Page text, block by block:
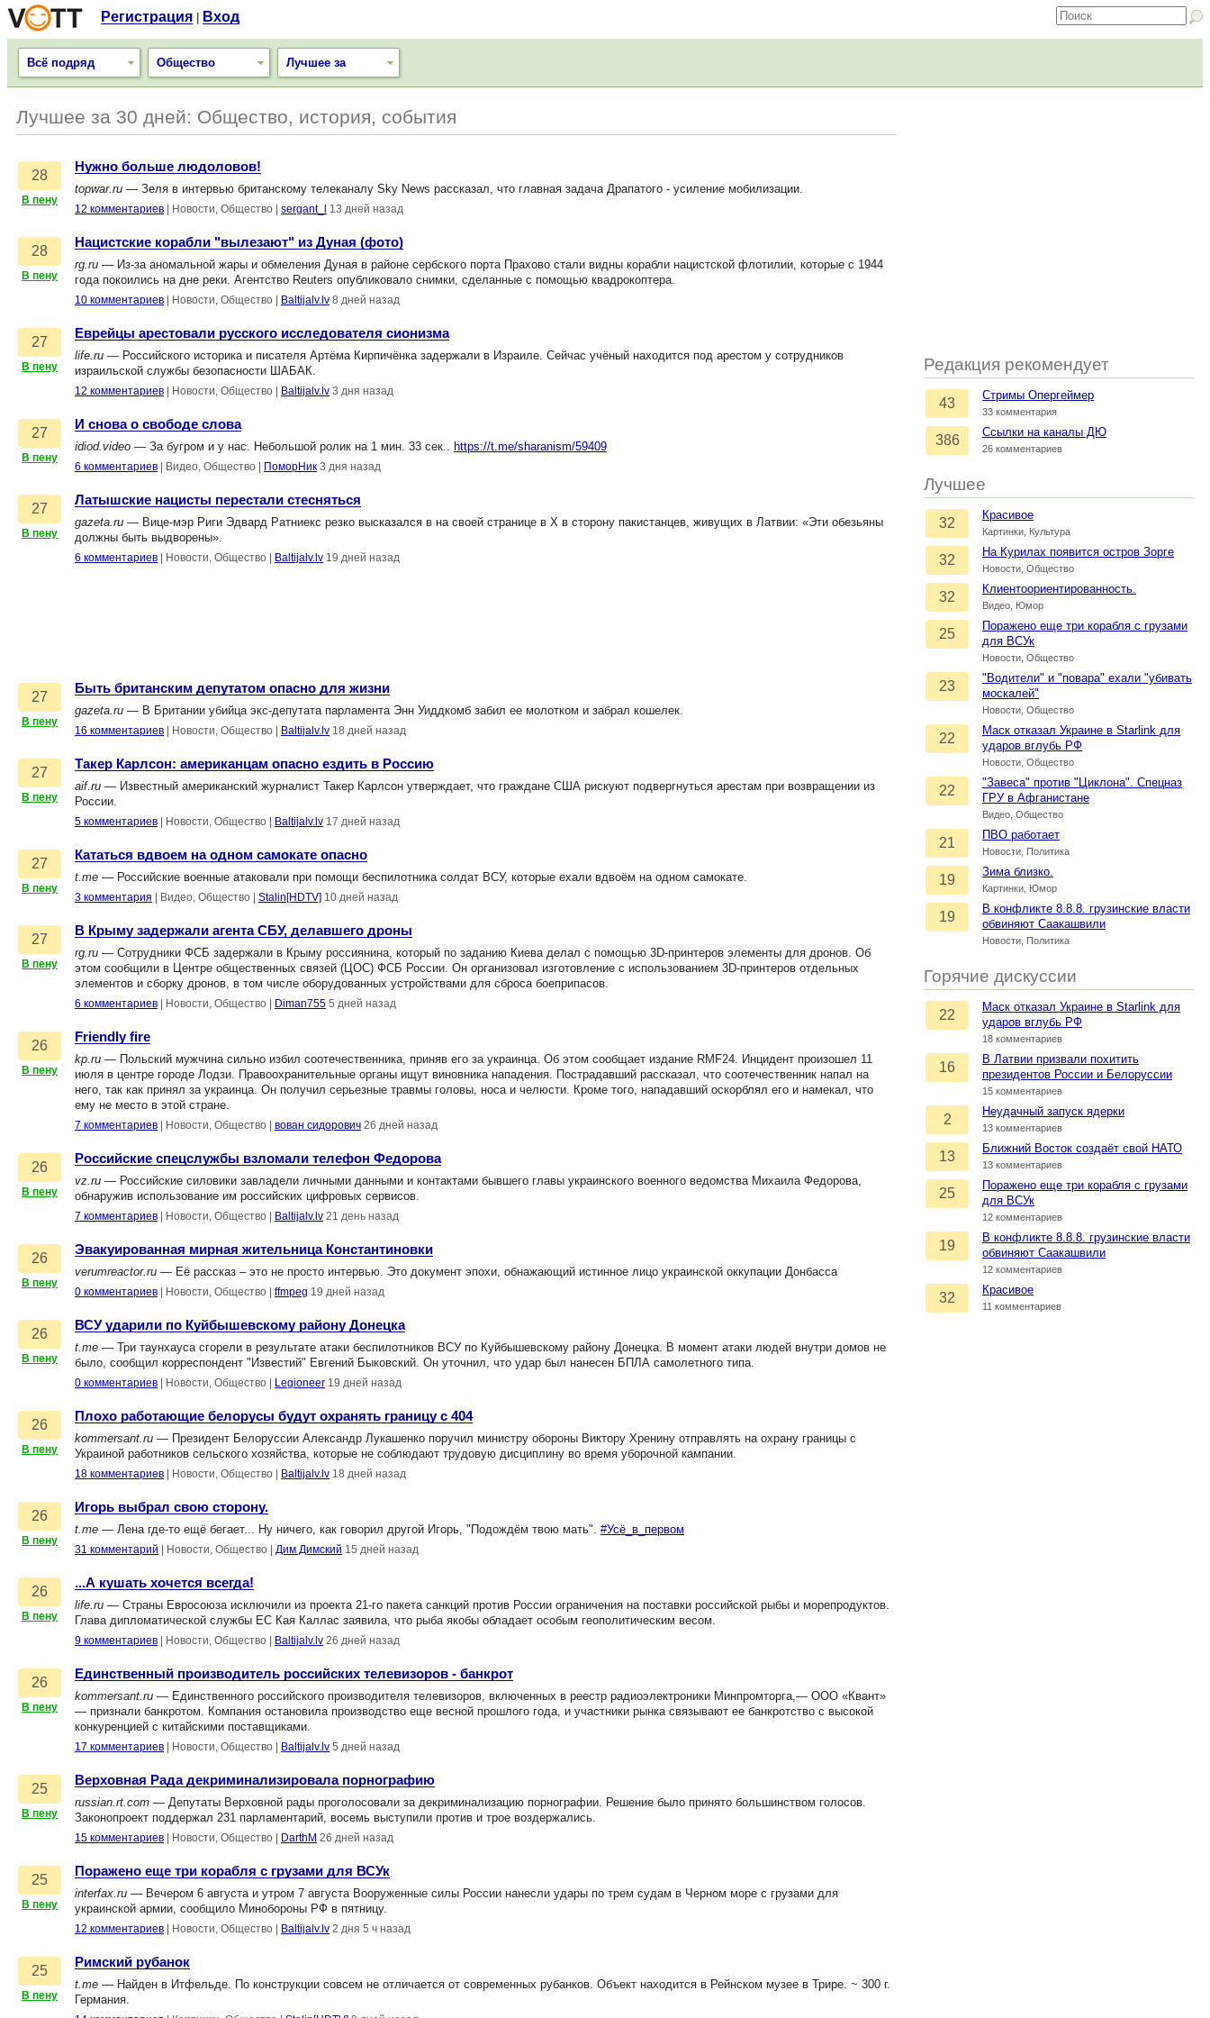
Регистрация Вход
Всё подряд Общество Лучшее за
Редакция рекомендует
43
Стримы Опергеймер
33 комментария
386
Ссылки на каналы ДЮ
26 комментариев
Лучшее
32
Красивое
Картинки, Культура
32
На Курилах появится остров Зорге
Новости, Общество
32
Клиентоориентированность.
Видео, Юмор
25
Поражено еще три корабля с грузами
для ВСУк
Новости, Общество
23
"Водители" и "повара" ехали "убивать
москалей"
Новости, Общество
22
Маск отказал Украине в Starlink для
ударов вглубь РФ
Новости, Общество
22
"Завеса" против "Циклона". Спецназ
ГРУ в Афганистане
Видео, Общество
21
ПВО работает
Новости, Политика
19
Зима близко.
Картинки, Юмор
19
В конфликте 8.8.8. грузинские власти
обвиняют Саакашвили
Новости, Политика
Горячие дискуссии
22
Маск отказал Украине в Starlink для
ударов вглубь РФ
18 комментариев
16
В Латвии призвали похитить
президентов России и Белоруссии
15 комментариев
2
Неудачный запуск ядерки
13 комментариев
13
Ближний Восток создаёт свой НАТО
13 комментариев
25
Поражено еще три корабля с грузами
для ВСУк
12 комментариев
19
В конфликте 8.8.8. грузинские власти
обвиняют Саакашвили
12 комментариев
32
Красивое
11 комментариев
Лучшее за 30 дней: Общество, история, события
28
В пену
Нужно больше людоловов!
topwar.ru — Зеля в интервью британскому телеканалу Sky News рассказал, что главная задача Драпатого - усиление мобилизации.
12 комментариев Новости, Общество sergant_l 13 дней назад
28
В пену
Нацистские корабли "вылезают" из Дуная (фото)
rg.ru — Из-за аномальной жары и обмеления Дуная в районе сербского порта Прахово стали видны корабли нацистской флотилии, которые с 1944
года покоились на дне реки. Агентство Reuters опубликовало снимки, сделанные с помощью квадрокоптера.
10 комментариев Новости, Общество Baltijalv.lv 8 дней назад
27
В пену
Еврейцы арестовали русского исследователя сионизма
life.ru — Российского историка и писателя Артёма Кирпичёнка задержали в Израиле. Сейчас учёный находится под арестом у сотрудников
израильской службы безопасности ШАБАК.
12 комментариев Новости, Общество Baltijalv.lv 3 дня назад
27
В пену
И снова о свободе слова
idiod.video — За бугром и у нас. Небольшой ролик на 1 мин. 33 сек.. https://t.me/sharanism/59409
6 комментариев Видео, Общество ПоморНик 3 дня назад
27
В пену
Латышские нацисты перестали стесняться
gazeta.ru — Вице-мэр Риги Эдвард Ратниекс резко высказался в на своей странице в X в сторону пакистанцев, живущих в Латвии: «Эти обезьяны
должны быть выдворены».
6 комментариев Новости, Общество Baltijalv.lv 19 дней назад
27
В пену
Быть британским депутатом опасно для жизни
gazeta.ru — В Британии убийца экс-депутата парламента Энн Уиддкомб забил ее молотком и забрал кошелек.
16 комментариев Новости, Общество Baltijalv.lv 18 дней назад
27
В пену
Такер Карлсон: американцам опасно ездить в Россию
aif.ru — Известный американский журналист Такер Карлсон утверждает, что граждане США рискуют подвергнуться арестам при возвращении из
России.
5 комментариев Новости, Общество Baltijalv.lv 17 дней назад
27
В пену
Кататься вдвоем на одном самокате опасно
t.me — Российские военные атаковали при помощи беспилотника солдат ВСУ, которые ехали вдвоём на одном самокате.
3 комментария Видео, Общество Stalin[HDTV] 10 дней назад
27
В пену
В Крыму задержали агента СБУ, делавшего дроны
rg.ru — Сотрудники ФСБ задержали в Крыму россиянина, который по заданию Киева делал с помощью 3D-принтеров элементы для дронов. Об
этом сообщили в Центре общественных связей (ЦОС) ФСБ России. Он организовал изготовление с использованием 3D-принтеров отдельных
элементов и сборку дронов, в том числе оборудованных устройствами для сброса боеприпасов.
6 комментариев Новости, Общество Diman755 5 дней назад
26
В пену
Friendly fire
kp.ru — Польский мужчина сильно избил соотечественника, приняв его за украинца. Об этом сообщает издание RMF24. Инцидент произошел 11
июля в центре городе Лодзи. Правоохранительные органы ищут виновника нападения. Пострадавший рассказал, что соотечественник напал на
него, так как принял за украинца. Он получил серьезные травмы головы, носа и челюсти. Кроме того, нападавший оскорблял его и намекал, что
ему не место в этой стране.
7 комментариев Новости, Общество вован сидорович 26 дней назад
26
В пену
Российские спецслужбы взломали телефон Федорова
vz.ru — Российские силовики завладели личными данными и контактами бывшего главы украинского военного ведомства Михаила Федорова,
обнаружив использование им российских цифровых сервисов.
7 комментариев Новости, Общество Baltijalv.lv 21 день назад
26
В пену
Эвакуированная мирная жительница Константиновки
verumreactor.ru — Её рассказ – это не просто интервью. Это документ эпохи, обнажающий истинное лицо украинской оккупации Донбасса
0 комментариев Новости, Общество ffmpeg 19 дней назад
26
В пену
ВСУ ударили по Куйбышевскому району Донецка
t.me — Три таунхауса сгорели в результате атаки беспилотников ВСУ по Куйбышевскому району Донецка. В момент атаки людей внутри домов не
было, сообщил корреспондент "Известий" Евгений Быковский. Он уточнил, что удар был нанесен БПЛА самолетного типа.
0 комментариев Новости, Общество Legioneer 19 дней назад
26
В пену
Плохо работающие белорусы будут охранять границу с 404
kommersant.ru — Президент Белоруссии Александр Лукашенко поручил министру обороны Виктору Хренину отправлять на охрану границы с
Украиной работников сельского хозяйства, которые не соблюдают трудовую дисциплину во время уборочной кампании.
18 комментариев Новости, Общество Baltijalv.lv 18 дней назад
26
В пену
Игорь выбрал свою сторону.
t.me — Лена где-то ещё бегает... Ну ничего, как говорил другой Игорь, "Подождём твою мать". #Усё_в_первом
31 комментарий Новости, Общество Дим Димский 15 дней назад
26
В пену
...А кушать хочется всегда!
life.ru — Страны Евросоюза исключили из проекта 21-го пакета санкций против России ограничения на поставки российской рыбы и морепродуктов.
Глава дипломатической службы ЕС Кая Каллас заявила, что рыба якобы обладает особым геополитическим весом.
9 комментариев Новости, Общество Baltijalv.lv 26 дней назад
26
В пену
Единственный производитель российских телевизоров - банкрот
kommersant.ru — Единственного российского производителя телевизоров, включенных в реестр радиоэлектроники Минпромторга,— ООО «Квант»
— признали банкротом. Компания остановила производство еще весной прошлого года, и участники рынка связывают ее банкротство с высокой
конкуренцией с китайскими поставщиками.
17 комментариев Новости, Общество Baltijalv.lv 5 дней назад
25
В пену
Верховная Рада декриминализировала порнографию
russian.rt.com — Депутаты Верховной рады проголосовали за декриминализацию порнографии. Решение было принято большинством голосов.
Законопроект поддержал 231 парламентарий, восемь выступили против и трое воздержались.
15 комментариев Новости, Общество DarthM 26 дней назад
25
В пену
Поражено еще три корабля с грузами для ВСУк
interfax.ru — Вечером 6 августа и утром 7 августа Вооруженные силы России нанесли удары по трем судам в Черном море с грузами для
украинской армии, сообщило Минобороны РФ в пятницу.
12 комментариев Новости, Общество Baltijalv.lv 2 дня 5 ч назад
25
В пену
Римский рубанок
t.me — Найден в Итфельде. По конструкции совсем не отличается от современных рубанков. Объект находится в Рейнском музее в Трире. ~ 300 г.
Германия.